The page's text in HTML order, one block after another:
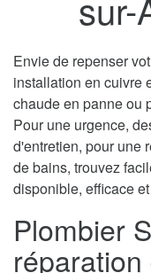
Envie de repenser
installation en cuivre
chaude en panne ou
Pour une urgence,
d'entretien, pour une
de bains, trouvez
disponible, efficace
Plombier